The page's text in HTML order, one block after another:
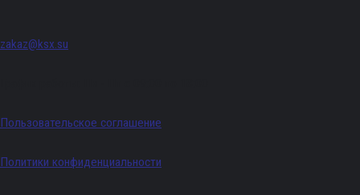
zakaz@ksx.su
Пользовательское соглашение
Политики конфиденциальности